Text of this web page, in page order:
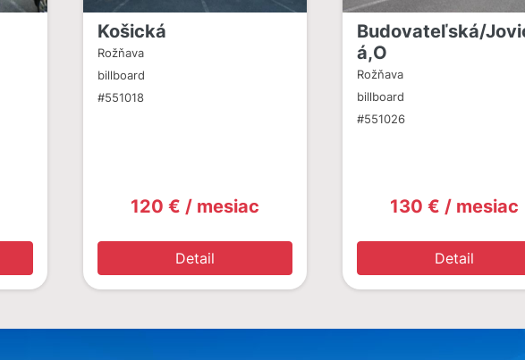
Košická
Rožňava
billboard
#551018
120 € / mesiac
Detail
Budovateľská/
á,O
Rožňava
billboard
#551026
130 € / mesiac
Detail